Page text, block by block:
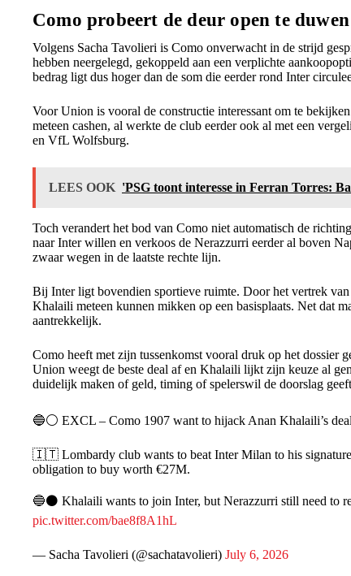
Como probeert de deur open te duwen
Volgens Sacha Tavolieri is Como onverwacht in de strijd
hebben neergelegd, gekoppeld aan een verplichte
bedrag ligt dus hoger dan de som die eerder rond Inter
Voor Union is vooral de constructie interessant om te
meteen cashen, al werkte de club eerder ook al met een
en VfL Wolfsburg.
LEES OOK 'PSG toont interesse in Ferran Torres:
Toch verandert het bod van Como niet automatisch de
naar Inter willen en verkoos de Nerazzurri eerder al boven
zwaar wegen in de laatste rechte lijn.
Bij Inter ligt bovendien sportieve ruimte. Door het vertrek
Khalaili meteen kunnen mikken op een basisplaats. Net dat
aantrekkelijk.
Como heeft met zijn tussenkomst vooral druk op het dossier
Union weegt de beste deal af en Khalaili lijkt zijn keuze al
duidelijk maken of geld, timing of spelerswil de doorslag
🔵⚪️ EXCL – Como 1907 want to hijack Anan Khalaili’s
🇮🇹 Lombardy club wants to beat Inter Milan to his
obligation to buy worth €27M.
🔵⚫️ Khalaili wants to join Inter, but Nerazzurri still need to
pic.twitter.com/bae8f8A1hL
— Sacha Tavolieri (@sachatavolieri) July 6, 2026